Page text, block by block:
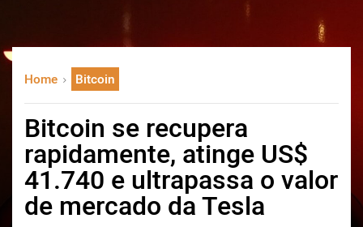
日本語
русский
한국어
العربية
Home Bitcoin
Bitcoin se recupera
rapidamente, atinge US$
41.740 e ultrapassa o valor
de mercado da Tesla